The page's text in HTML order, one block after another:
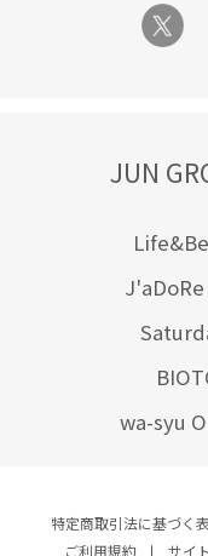
JUN
wa-syu
特定商取引法に基づく
ご利用規約
サイ